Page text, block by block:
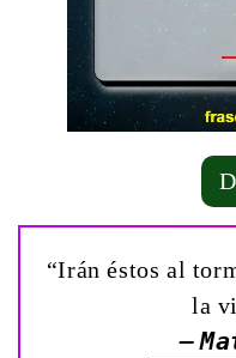
“Irán éstos al
la
—